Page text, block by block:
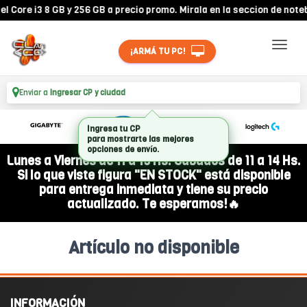
i3 8 GB y 256 GB a precio promo. Mirala en la seccion de
¡ARMÁ TU PC!
Enviar a Ingresar CP y ciudad
Lunes a Viernes de 11 a 19 Hs. Sábados de 11 a 14 Hs.
Si lo que viste figura "EN STOCK" está disponible
para entrega inmediata y tiene su precio
actualizado. Te esperamos!🔥
Artículo no disponible
INFORMACIÓN
Ingresa tu CP
para mostrarte las mejores
opciones de envío.